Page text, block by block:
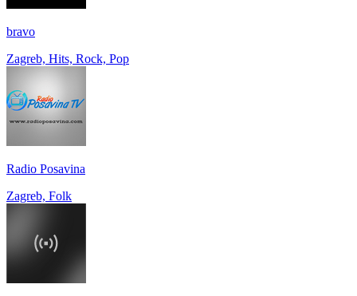
bravo
Zagreb, Hits, Rock, Pop
Radio Posavina
Zagreb, Folk